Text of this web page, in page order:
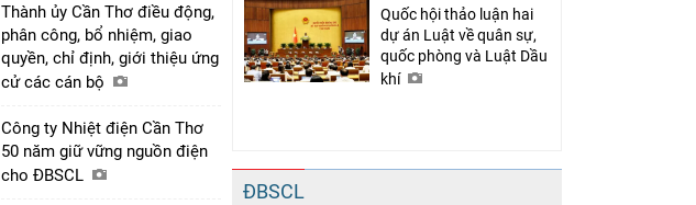
Thành ủy Cần Thơ điều động,
phân công, bổ nhiệm, giao
quyền, chỉ định, giới thiệu ứng
cử các cán bộ
Công ty Nhiệt điện Cần Thơ
50 năm giữ vững nguồn điện
cho ĐBSCL
Quốc hội thảo luận hai
dự án Luật về quân sự,
quốc phòng và Luật Dầu
khí
ĐBSCL